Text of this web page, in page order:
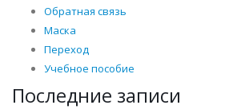
Обратная связь
Маска
Переход
Учебное пособие
Последние записи